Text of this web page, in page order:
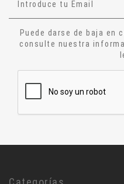
Ocultismo
Narrativa
Relatos
Aforismos
Puede darse de baja en
consulte nuestra